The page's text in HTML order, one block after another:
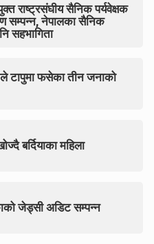
राष्ट्रसंघीय सैनिक पर्यवेक्षक
सम्पन्न, नेपालका सैनिक
सहभागिता
टापुमा फसेका तीन जनाको
बर्दियाका महिला
जेड्सी अडिट सम्पन्न